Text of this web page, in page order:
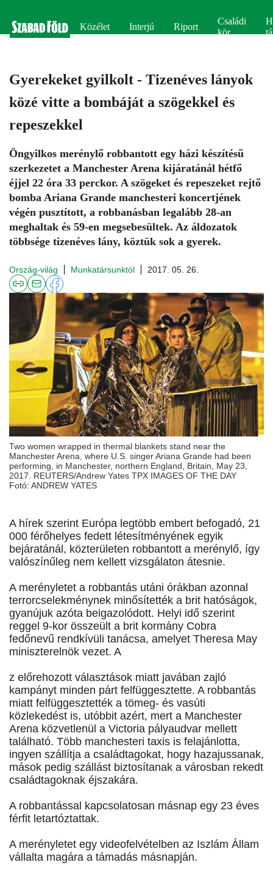
Közélet Interjú Riport
Családi
kör
Gyerekeket gyilkolt - Tizenéves lányok
közé vitte a bombáját a szögekkel és
repeszekkel
Öngyilkos merénylő robbantott egy házi készítésű
szerkezetet a Manchester Arena kijáratánál hétfő
éjjel 22 óra 33 perckor. A szögeket és repeszeket rejtő
bomba Ariana Grande manchesteri koncertjének
végén pusztított, a robbanásban legalább 28-an
meghaltak és 59-en megsebesültek. Az áldozatok
többsége tizenéves lány, köztük sok a gyerek.
Ország-világ Munkatársunktól 2017. 05. 26.
Two women wrapped in thermal blankets stand near the
Manchester Arena, where U.S. singer Ariana Grande had been
performing, in Manchester, northern England, Britain, May 23,
2017. REUTERS/Andrew Yates TPX IMAGES OF THE DAY
Fotó: ANDREW YATES
A hírek szerint Európa legtöbb embert befogadó, 21
000 férőhelyes fedett létesítményének egyik
bejáratánál, közterületen robbantott a merénylő, így
valószínűleg nem kellett vizsgálaton átesnie.
A merényletet a robbantás utáni órákban azonnal
terrorcselekménynek minősítették a brit hatóságok,
gyanújuk azóta beigazolódott. Helyi idő szerint
reggel 9-kor összeült a brit kormány Cobra
fedőnevű rendkívüli tanácsa, amelyet Theresa May
miniszterelnök vezet. A
z előrehozott választások miatt javában zajló
kampányt minden párt felfüggesztette. A robbantás
miatt felfüggesztették a tömeg- és vasúti
közlekedést is, utóbbit azért, mert a Manchester
Arena közvetlenül a Victoria pályaudvar mellett
található. Több manchesteri taxis is felajánlotta,
ingyen szállítja a családtagokat, hogy hazajussanak,
mások pedig szállást biztosítanak a városban rekedt
családtagoknak éjszakára.
A robbantással kapcsolatosan másnap egy 23 éves
férfit letartóztattak.
A merényletet egy videofelvételben az Iszlám Állam
vállalta magára a támadás másnapján.